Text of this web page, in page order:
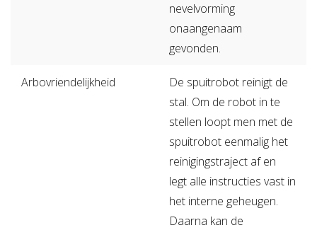
nevelvorming
onaangenaam
gevonden.
Arbovriendelijkheid
De spuitrobot reinigt de
stal. Om de robot in te
stellen loopt men met de
spuitrobot eenmalig het
reinigingstraject af en
legt alle instructies vast in
het interne geheugen.
Daarna kan de